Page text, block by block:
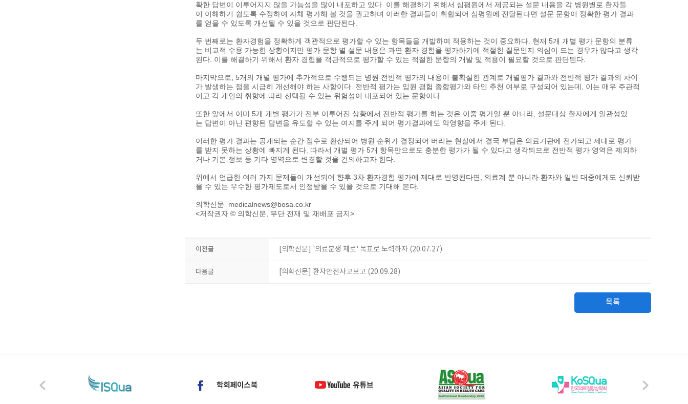
확한 답변이 이루어지지 않을 가능성을 많이 내포하고 있다. 이를 해결하기 위해서 심평원에서 제공되는 설문 내용을 각 병원별로 환자들
이 이해하기 쉽도록 수정하여 자체 평가해 볼 것을 권고하며 이러한 결과들이 취합되어 심평원에 전달된다면 설문 문항이 정확한 평가 결과
를 얻을 수 있도록 개선될 수 있을 것으로 판단된다.
두 번째로는 환자경험을 정확하게 객관적으로 평가할 수 있는 항목들을 개발하여 적용하는 것이 중요하다. 현재 5개 개별 평가 문항의 분류
는 비교적 수용 가능한 상황이지만 평가 문항 별 설문 내용은 과연 환자 경험을 평가하기에 적절한 질문인지 의심이 드는 경우가 많다고 생각
된다. 이를 해결하기 위해서 환자 경험을 객관적으로 평가할 수 있는 적절한 문항의 개발 및 적용이 필요할 것으로 판단된다.
마지막으로, 5개의 개별 평가에 추가적으로 수행되는 병원 전반적 평가의 내용이 불확실한 관계로 개별평가 결과와 전반적 평가 결과의 차이
가 발생하는 점을 시급히 개선해야 하는 사항이다. 전반적 평가는 입원 경험 종합평가와 타인 추천 여부로 구성되어 있는데, 이는 매우 주관적
이고 각 개인의 취향에 따라 선택될 수 있는 위험성이 내포되어 있는 문항이다.
또한 앞에서 이미 5개 개별 평가가 전부 이루어진 상황에서 전반적 평가를 하는 것은 이중 평가일 뿐 아니라, 설문대상 환자에게 일관성있
는 답변이 아닌 편향된 답변을 유도할 수 있는 여지를 주게 되어 평가결과에도 악영향을 주게 된다.
이러한 평가 결과는 공개되는 순간 점수로 환산되어 병원 순위가 결정되어 버리는 현실에서 결국 부담은 의료기관에 전가되고 제대로 평가
를 받지 못하는 상황에 빠지게 된다. 따라서 개별 평가 5개 항목만으로도 충분한 평가가 될 수 있다고 생각되므로 전반적 평가 영역은 제외하
거나 기본 정보 등 기타 영역으로 변경할 것을 건의하고자 한다.
위에서 언급한 여러 가지 문제들이 개선되어 향후 3차 환자경험 평가에 제대로 반영된다면, 의료계 뿐 아니라 환자와 일반 대중에게도 신뢰받
을 수 있는 우수한 평가제도로서 인정받을 수 있을 것으로 기대해 본다.
의학신문 medicalnews@bosa.co.kr
<저작권자 © 의학신문, 무단 전재 및 재배포 금지>
이전글 [의학신문] '의료분쟁 제로' 목표로 노력하자 (20.07.27)
다음글 [의학신문] 환자안전사고보고 (20.09.28)
목록